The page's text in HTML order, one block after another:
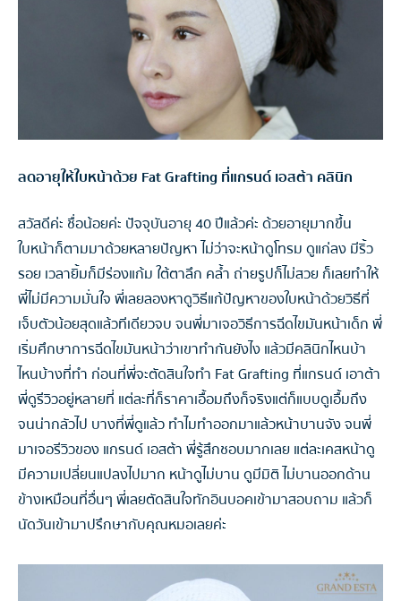
ลดอายุให้ใบหน้าด้วย Fat Grafting ที่แกรนด์ เอสต้า คลินิก
สวัสดีค่ะ ชื่อน้อยค่ะ ปัจจุบันอายุ 40 ปีแล้วค่ะ ด้วยอายุมากขึ้น
ใบหน้าก็ตามมาด้วยหลายปัญหา ไม่ว่าจะหน้าดูโทรม ดูแก่ลง มีริ้ว
รอย เวลายิ้มก็มีร่องแก้ม ใต้ตาลึก คล้ำ ถ่ายรูปก็ไม่สวย ก็เลยทำให้
พี่ไม่มีความมั่นใจ พี่เลยลองหาดูวิธีแก้ปัญหาของใบหน้าด้วยวิธีที่
เจ็บตัวน้อยสุดแล้วทีเดียวจบ จนพี่มาเจอวิธีการฉีดไขมันหน้าเด็ก พี่
เริ่มศึกษาการฉีดไขมันหน้าว่าเขาทำกันยังไง แล้วมีคลินิกไหนบ้า
ไหนบ้างที่ทำ ก่อนที่พี่จะตัดสินใจทำ Fat Grafting ที่แกรนด์ เอาต้า
พี่ดูรีวิวอยู่หลายที่ แต่ละที่ก็ราคาเอื้อมถึงก็จริงแต่ก็แบบดูเอื้มถึง
จนน่ากลัวไป บางที่พี่ดูแล้ว ทำไมทำออกมาแล้วหน้าบานจัง จนพี่
มาเจอรีวิวของ แกรนด์ เอสต้า พี่รู้สึกชอบมากเลย แต่ละเคสหน้าดู
มีความเปลี่ยนแปลงไปมาก หน้าดูไม่บาน ดูมีมิติ ไม่บานออกด้าน
ข้างเหมือนที่อื่นๆ พี่เลยตัดสินใจทักอินบอคเข้ามาสอบถาม แล้วก็
นัดวันเข้ามาปรึกษากับคุณหมอเลยค่ะ